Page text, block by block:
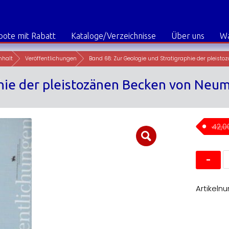
mit Rabatt Kataloge/Verzeichnisse Über uns
Veröffentlichungen
der pleistozänen Becken von